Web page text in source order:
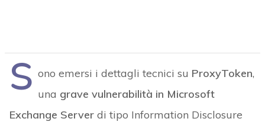
S ono emersi i dettagli tecnici su ProxyToken,
una grave vulnerabilità in Microsoft
Exchange Serverdi tipo Information Disclosure